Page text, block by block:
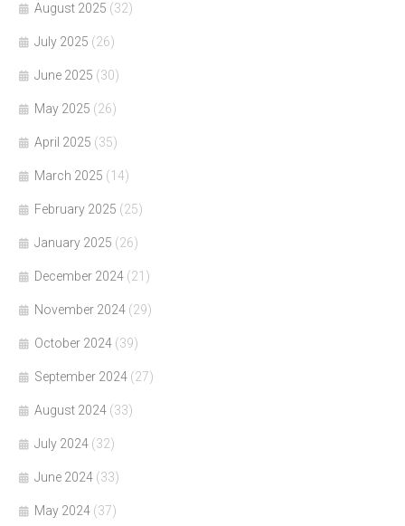
August 2025 (32)
July 2025 (26)
June 2025 (30)
May 2025 (26)
April 2025 (35)
March 2025 (14)
February 2025 (25)
January 2025 (26)
December 2024 (21)
November 2024 (29)
October 2024 (39)
September 2024 (27)
August 2024 (33)
July 2024 (32)
June 2024 (33)
May 2024 (37)